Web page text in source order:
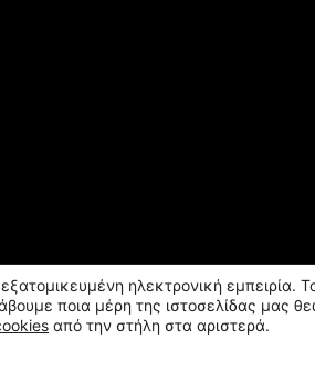
ηλεκτρονική εμπειρία.
ποια μέρη της ιστοσελίδας μας
από την στήλη στα αριστερά.